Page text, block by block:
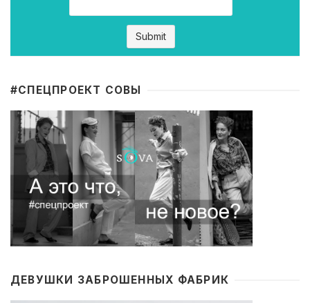
#CПЕЦПРОЕКТ СОВЫ
ДЕВУШКИ ЗАБРОШЕННЫХ ФАБРИК